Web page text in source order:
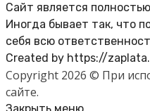
Сайт является
Иногда бывает так, что
себя всю
Created by https://
Copyright 2026 © При
сайте.